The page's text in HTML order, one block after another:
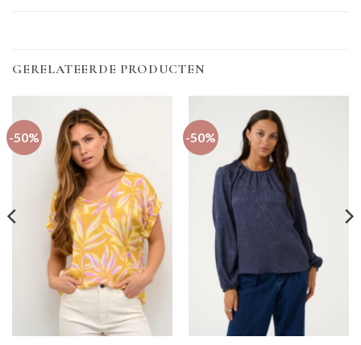
GERELATEERDE PRODUCTEN
-50% -50%